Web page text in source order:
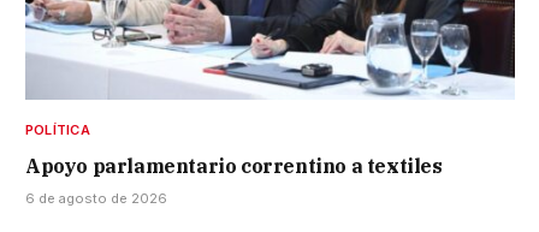
POLÍTICA
Apoyo parlamentario correntino a textiles
6 de agosto de 2026